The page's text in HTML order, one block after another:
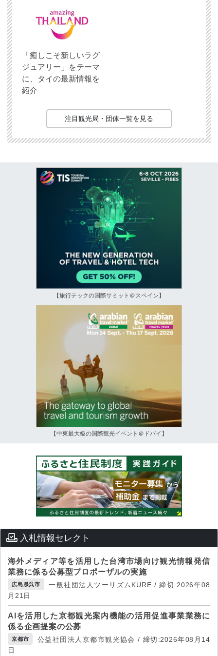
「癒しこそ新しいラグ
ジュアリー」をテーマ
に、タイの最新情報を
紹介
注目観光局・団体一覧を見る
【旅行テックの国際サミット＠スペイン】
【中東最大級の国際観光イベント＠ドバイ】
入札情報セレクト
海外メディア等を活用した台湾市場向け観光情報発信
業務に係る公募型プロポーザルの実施
広島県呉市
一般社団法人ツーリズムKURE / 締切:2026年08
月21日
AIを活用した京都観光案内機能の活用促進事業業務に
係る企画提案の公募
京都市
公益社団法人京都市観光協会 / 締切:2026年08月14
日